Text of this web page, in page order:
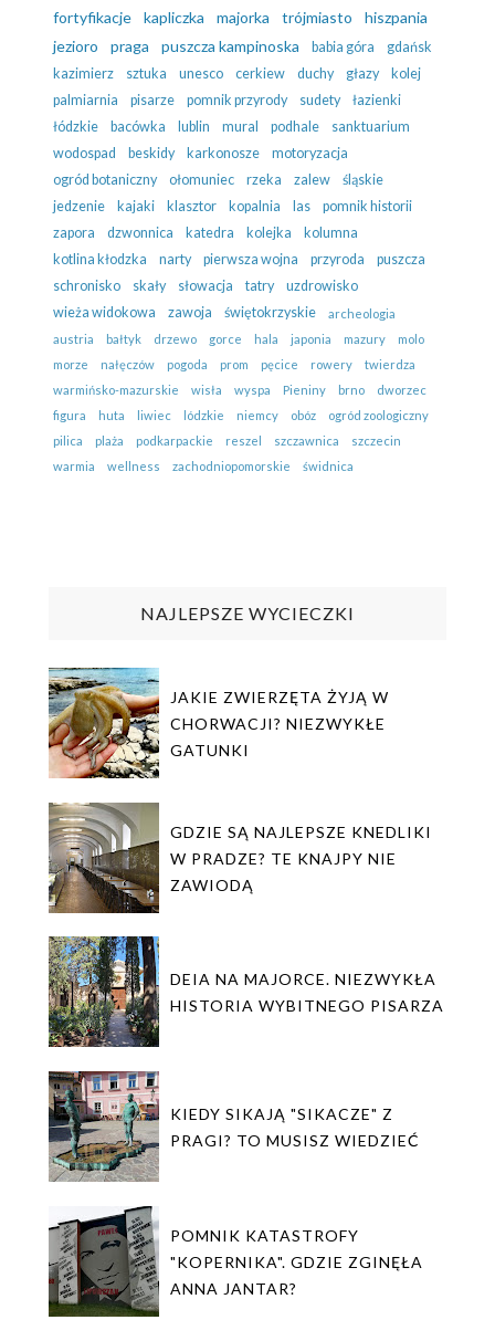
fortyfikacje
kapliczka majorka trójmiasto
hiszpania
jezioro
praga puszcza kampinoska babia góra
gdańsk
kazimierz
sztuka unesco cerkiew duchy głazy
kolej
palmiarnia
pisarze pomnik przyrody sudety
łazienki
łódzkie
bacówka lublin mural podhale
sanktuarium
wodospad
beskidy karkonosze
motoryzacja
ogród botaniczny
ołomuniec rzeka zalew
śląskie
jedzenie
kajaki klasztor kopalnia las
pomnik historii
zapora
dzwonnica katedra kolejka
kolumna
kotlina kłodzka
narty pierwsza wojna przyroda
puszcza
schronisko
skały słowacja tatry
uzdrowisko
wieża widokowa
zawoja świętokrzyskie
archeologia
austria
bałtyk drzewo gorce hala japonia mazury
molo
morze
nałęczów pogoda prom pęcice rowery
twierdza
warmińsko-mazurskie
wisła wyspa Pieniny brno
dworzec
figura
huta liwiec lódzkie niemcy obóz
ogród zoologiczny
pilica
plaża podkarpackie reszel szczawnica
szczecin
warmia
wellness zachodniopomorskie świdnica
NAJLEPSZE WYCIECZKI
JAKIE ZWIERZĘTA ŻYJĄ W
CHORWACJI? NIEZWYKŁE
GATUNKI
GDZIE SĄ NAJLEPSZE KNEDLIKI
W PRADZE? TE KNAJPY NIE
ZAWIODĄ
DEIA NA MAJORCE. NIEZWYKŁA
HISTORIA WYBITNEGO PISARZA
KIEDY SIKAJĄ "SIKACZE" Z
PRAGI? TO MUSISZ WIEDZIEĆ
POMNIK KATASTROFY
"KOPERNIKA". GDZIE ZGINĘŁA
ANNA JANTAR?